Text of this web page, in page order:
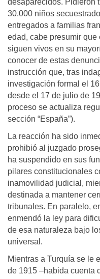
desaparecidos. Pidieron
30.000 niños
entregados a familias
edad, cabe presumir
siguen vivos en su
conocer de estas
instrucción que, tras
investigación formal el
desde el 17 de julio de
proceso se actualiza
sección “España”).
La reacción ha sido
prohibió al juzgado
ha suspendido en sus
pilares constitucionales
inamovilidad judicial,
destinada a mantener
tribunales. En paralelo,
enmendó la ley para
de esa naturaleza bajo
universal.
Mientras a Turquía se le
de 1915 –habida cuenta